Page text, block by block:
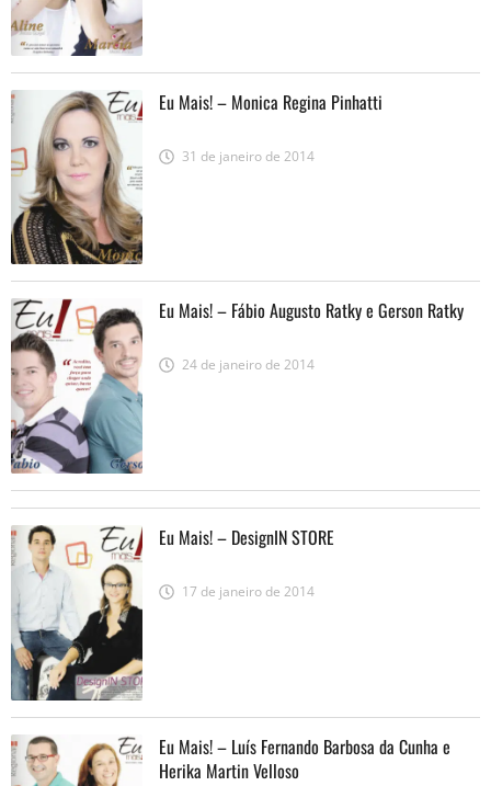
Eu Mais! – Monica Regina Pinhatti
31 de janeiro de 2014
Eu Mais! – Fábio Augusto Ratky e Gerson Ratky
24 de janeiro de 2014
Eu Mais! – DesignIN STORE
17 de janeiro de 2014
Eu Mais! – Luís Fernando Barbosa da Cunha e
Herika Martin Velloso